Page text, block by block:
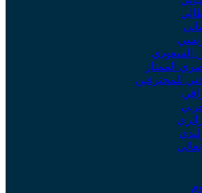
السعودي
الممتاز
للمحترفين